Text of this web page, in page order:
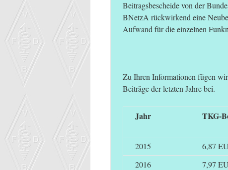
Beitragsbescheide von der
BNetzA rückwirkend eine
Aufwand für die einzelnen
Zu Ihren Informationen fügen
Beiträge der letzten Jahre bei.
Jahr TKG-
2015 6,87
2016
7,97